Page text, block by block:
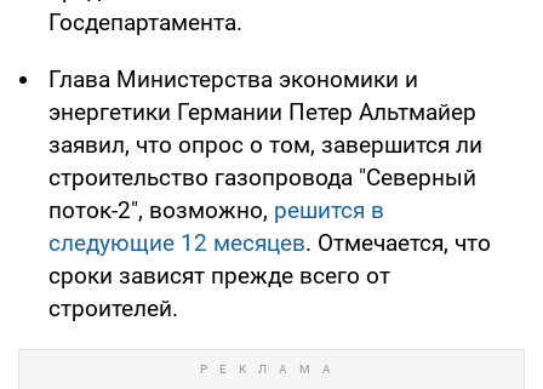
Госдепартамента.
Глава Министерства экономики и
энергетики Германии Петер Альтмайер
заявил, что опрос о том, завершится ли
строительство газопровода "Северный
поток-2", возможно, решится в
следующие 12 месяцев. Отмечается, что
сроки зависят прежде всего от
строителей.